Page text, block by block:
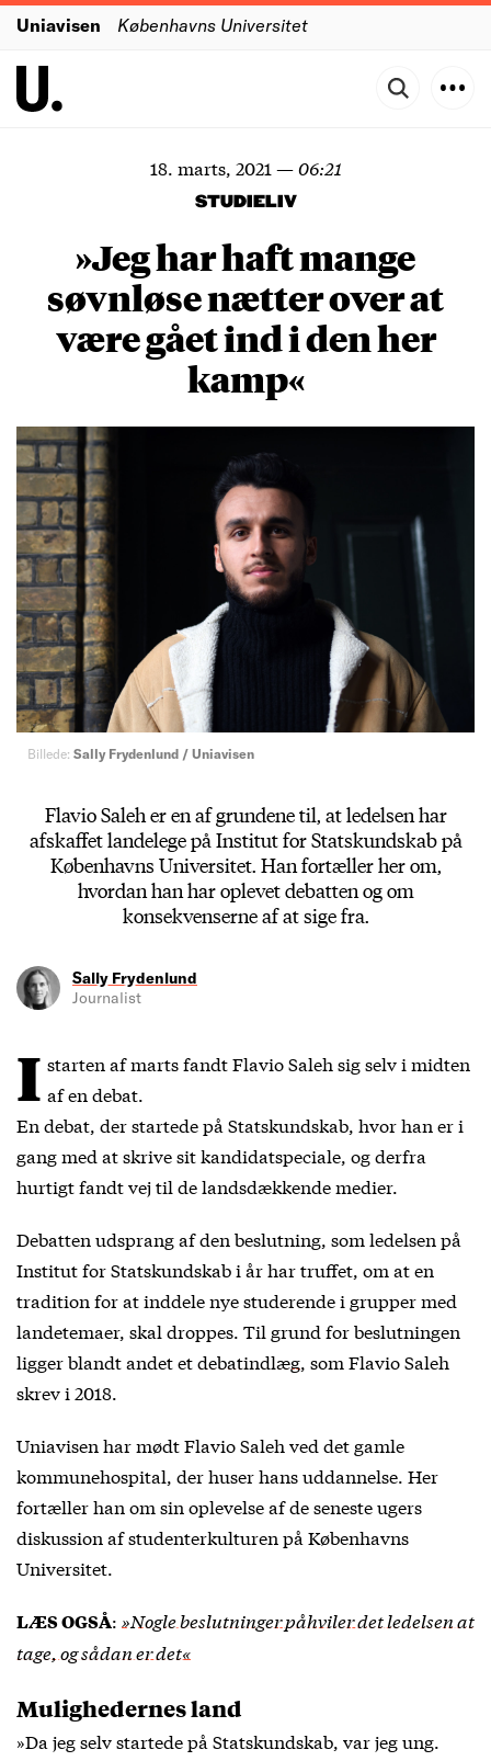
Uniavisen Københavns Universitet
18. marts, 2021 —06:21
STUDIELIV
»Jeg har haft mange
søvnløse nætter over at
være gået ind i den her
kamp«
Billede: Sally Frydenlund / Uniavisen
Flavio Saleh er en af grundene til, at ledelsen har
afskaffet landelege på Institut for Statskundskab på
Københavns Universitet. Han fortæller her om,
hvordan han har oplevet debatten og om
konsekvenserne af at sige fra.
Sally Frydenlund
Journalist
I starten af marts fandt Flavio Saleh sig selv i midten
af en debat.
En debat, der startede på Statskundskab, hvor han er i
gang med at skrive sit kandidatspeciale, og derfra
hurtigt fandt vej til de landsdækkende medier.
Debatten udsprang af den beslutning, som ledelsen på
Institut for Statskundskab i år har truffet, om at en
tradition for at inddele nye studerende i grupper med
landetemaer, skal droppes. Til grund for beslutningen
ligger blandt andet etdebatindlæg , som Flavio Saleh
skrev i 2018.
Uniavisen har mødt Flavio Saleh ved det gamle
kommunehospital, der huser hans uddannelse. Her
fortæller han om sin oplevelse af de seneste ugers
diskussion af studenterkulturen på Københavns
Universitet.
LÆS OGSÅ: »Nogle beslutninger påhviler det ledelsen at
tage, og sådan er det«
Mulighedernes land
»Da jeg selv startede på Statskundskab, var jeg ung.